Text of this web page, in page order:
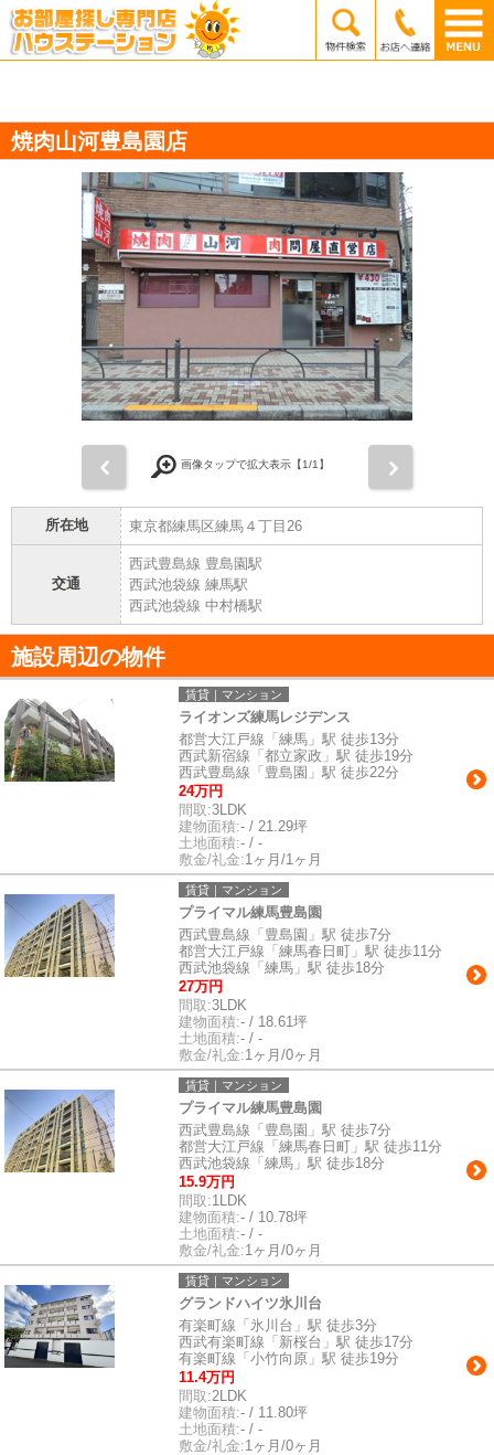
焼肉山河豊島園店
画像タップで拡大表示【1/1】
所在地 東京都練馬区練馬４丁目26
交通
西武豊島線 豊島園駅
西武池袋線 練馬駅
西武池袋線 中村橋駅
施設周辺の物件
賃貸｜マンション
ライオンズ練馬レジデンス
都営大江戸線「練馬」駅 徒歩13分
西武新宿線「都立家政」駅 徒歩19分
西武豊島線「豊島園」駅 徒歩22分
24万円
間取:3LDK
建物面積:- / 21.29坪
土地面積:- / -
敷金/礼金:1ヶ月/1ヶ月
賃貸｜マンション
プライマル練馬豊島園
西武豊島線「豊島園」駅 徒歩7分
都営大江戸線「練馬春日町」駅 徒歩11分
西武池袋線「練馬」駅 徒歩18分
27万円
間取:3LDK
建物面積:- / 18.61坪
土地面積:- / -
敷金/礼金:1ヶ月/0ヶ月
賃貸｜マンション
プライマル練馬豊島園
西武豊島線「豊島園」駅 徒歩7分
都営大江戸線「練馬春日町」駅 徒歩11分
西武池袋線「練馬」駅 徒歩18分
15.9万円
間取:1LDK
建物面積:- / 10.78坪
土地面積:- / -
敷金/礼金:1ヶ月/0ヶ月
賃貸｜マンション
グランドハイツ氷川台
有楽町線「氷川台」駅 徒歩3分
西武有楽町線「新桜台」駅 徒歩17分
有楽町線「小竹向原」駅 徒歩19分
11.4万円
間取:2LDK
建物面積:- / 11.80坪
土地面積:- / -
敷金/礼金:1ヶ月/0ヶ月